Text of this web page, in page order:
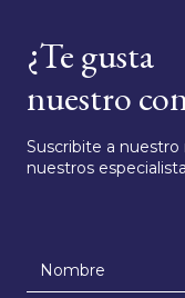
¿Te gusta
nuestro
Suscribite a nuestro
nuestros